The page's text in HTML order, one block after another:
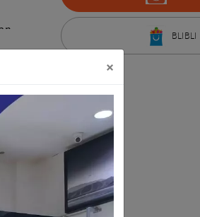
×
Tamron
OS,
BLIBLI